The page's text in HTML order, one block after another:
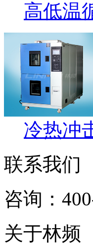
高低温
冷热冲
联系我们
咨询：
关于林频